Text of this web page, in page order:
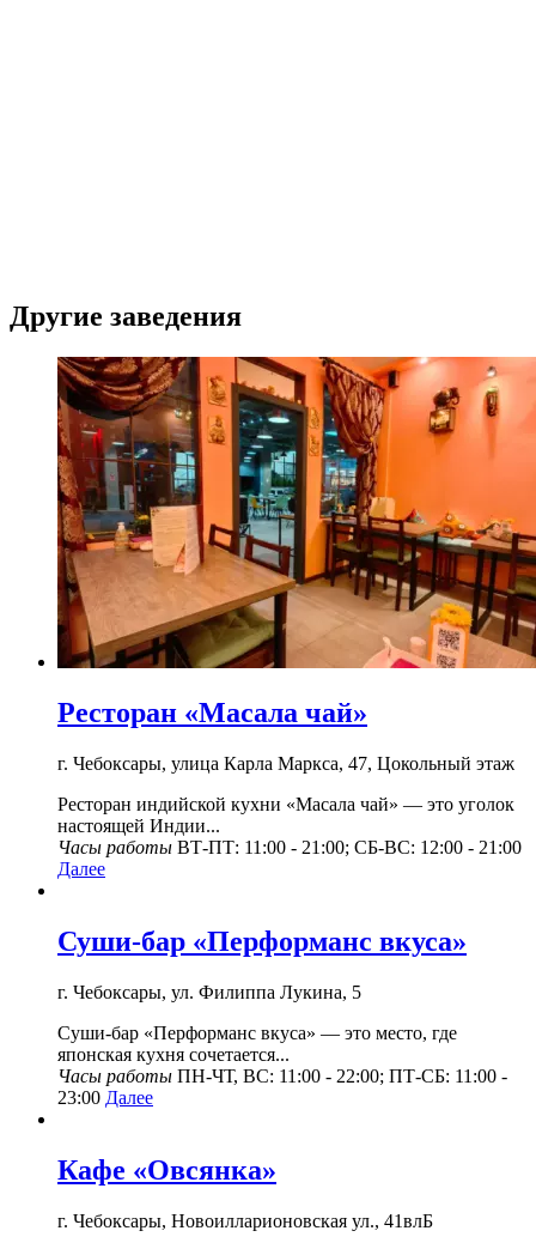
Другие заведения
Ресторан «Масала чай»
г. Чебоксары, улица Карла Маркса, 47, Цокольный этаж
Ресторан индийской кухни «Масала чай» — это уголок
настоящей Индии...
Часы работы ВТ-ПТ: 11:00 - 21:00; СБ-ВС: 12:00 - 21:00
Далее
Суши-бар «Перформанс вкуса»
г. Чебоксары, ул. Филиппа Лукина, 5
Суши-бар «Перформанс вкуса» — это место, где
японская кухня сочетается...
Часы работы ПН-ЧТ, ВС: 11:00 - 22:00; ПТ-СБ: 11:00 -
23:00 Далее
Кафе «Овсянка»
г. Чебоксары, Новоилларионовская ул., 41влБ